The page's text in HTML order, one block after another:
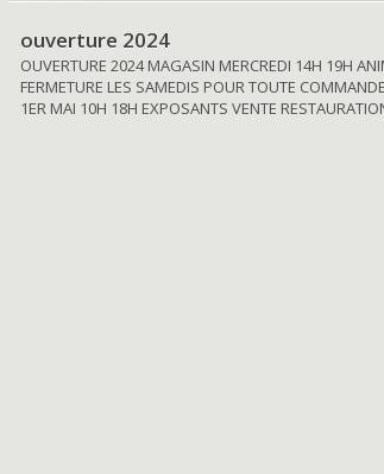
ouverture 2024
OUVERTURE 2024 MAGASIN MERCREDI 14H 19H
FERMETURE LES SAMEDIS POUR TOUTE
1ER MAI 10H 18H EXPOSANTS VENTE